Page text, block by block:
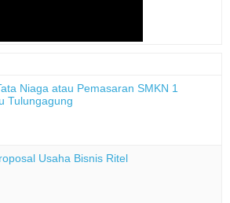
Niaga atau Pemasaran SMKN 1
Tulungagung
Usaha Bisnis Ritel